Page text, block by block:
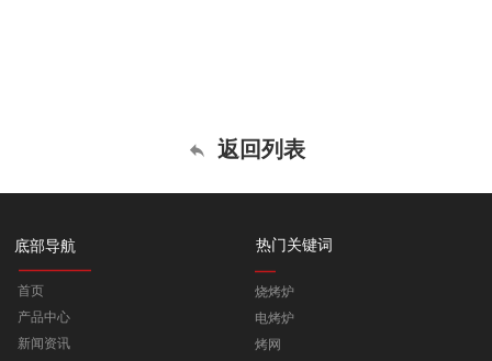
返回列表
底部导航
首页
产品中心
新闻资讯
热门关键词
烧烤炉
电烤炉
烤网